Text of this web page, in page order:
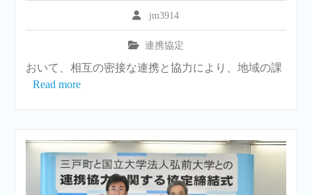
jm3914
連携協定
おいて、相互の密接な連携と協力により、地域の課
Read more